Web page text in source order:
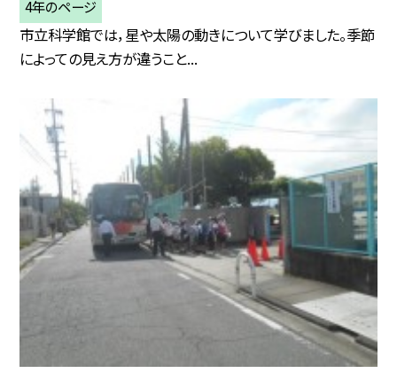
4年のページ
市立科学館では，星や太陽の動きについて学びました。季節
によっての見え方が違うこと...